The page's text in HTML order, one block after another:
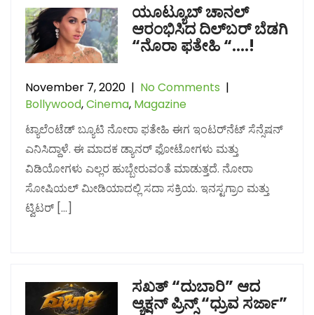
ಯೂಟ್ಯೂಬ್ ಚಾನಲ್
ಆರಂಭಿಸಿದ ದಿಲ್‌ಬರ್ ಬೆಡಗಿ
“ನೊರಾ ಫತೇಹಿ “….!
November 7, 2020 | No Comments |
Bollywood,Cinema, Magazine
ಟ್ಯಾಲೆಂಟೆಡ್ ಬ್ಯೂಟಿ ನೋರಾ ಫತೇಹಿ ಈಗ ಇಂಟರ್‌ನೆಟ್ ಸೆನ್ಸೆಷನ್
ಎನಿಸಿದ್ದಾಳೆ. ಈ ಮಾದಕ ಡ್ಯಾನರ್ ಫೋಟೋಗಳು ಮತ್ತು
ವಿಡಿಯೋಗಳು ಎಲ್ಲರ ಹುಬ್ಬೇರುವಂತೆ ಮಾಡುತ್ತದೆ. ನೋರಾ
ಸೋಷಿಯಲ್ ಮೀಡಿಯಾದಲ್ಲಿ ಸದಾ ಸಕ್ರಿಯ. ಇನಸ್ಟಗ್ರಾಂ ಮತ್ತು
ಟ್ವಿಟರ್ […]
ಸಖತ್ “ದುಬಾರಿ” ಆದ
ಆ್ಯಕ್ಷನ್​ ಪ್ರಿನ್ಸ್​ “ಧ್ರುವ ಸರ್ಜಾ”